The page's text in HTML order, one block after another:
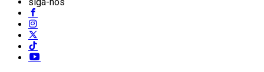
siga-nos